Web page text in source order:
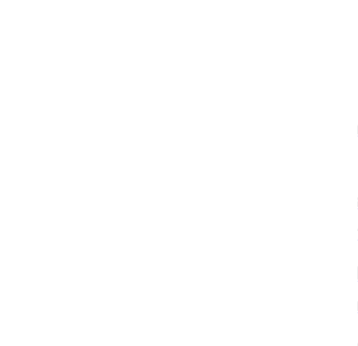
Granada despide con lágrimas y
Un futbolista de 24 años muere
por un rayo durante un partido en
Muere un conductor tras salirse
su turismo en la A-480 a la altura de